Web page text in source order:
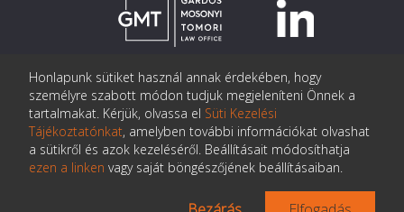
© Copyright Gárdos Mosonyi Tomori Ügyvédi Iroda
postmaster@gmtlegal.hu
Data privacy notice
Honlapunk sütiket használ annak érdekében, hogy
személyre szabott módon tudjuk megjeleníteni Önnek a
tartalmakat. Kérjük, olvassa el Süti Kezelési
Tájékoztatónkat, amelyben további információkat olvashat
a sütikről és azok kezeléséről. Beállításait módosíthatja
ezen a linken vagy saját böngészőjének beállításaiban.